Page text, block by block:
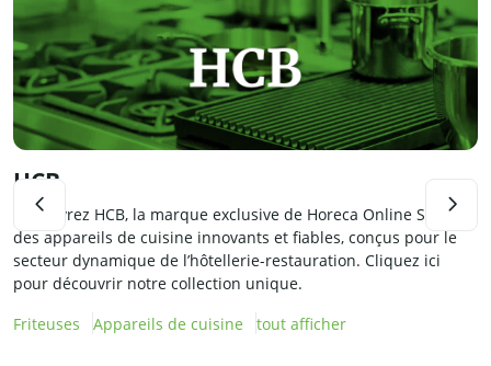
HCB
Découvrez HCB, la marque exclusive de Horeca Online Store :
des appareils de cuisine innovants et fiables, conçus pour le
secteur dynamique de l’hôtellerie-restauration. Cliquez ici
pour découvrir notre collection unique.
Friteuses
Appareils de cuisine tout afficher